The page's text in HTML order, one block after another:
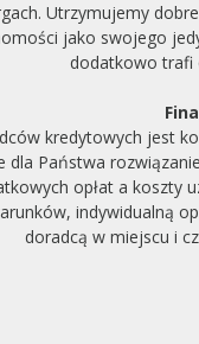
Utrzymujemy
jako swojego
dodatkowo trafi
kredytowych jest
Państwa
opłat a
indywidualną
doradcą w miejscu i